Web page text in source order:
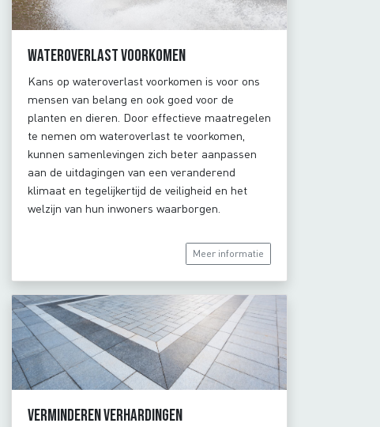
Wateroverlast voorkomen
Kans op wateroverlast voorkomen is voor ons
mensen van belang en ook goed voor de
planten en dieren. Door effectieve maatregelen
te nemen om wateroverlast te voorkomen,
kunnen samenlevingen zich beter aanpassen
aan de uitdagingen van een veranderend
klimaat en tegelijkertijd de veiligheid en het
welzijn van hun inwoners waarborgen.
Meer informatie
Verminderen verhardingen